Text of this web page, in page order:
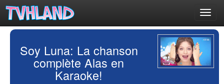
Soy Luna: La chanson
complète Alas en
Karaoke!